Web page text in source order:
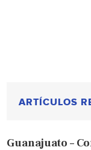
ARTÍCULOS
Guanajuato –